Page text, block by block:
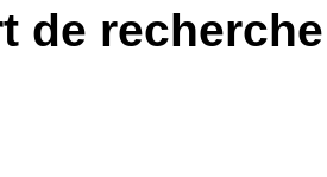
de recherche